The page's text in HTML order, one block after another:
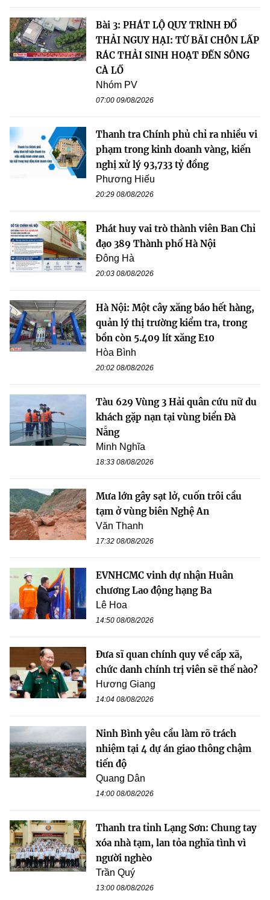
Bài 3: PHÁT LỘ QUY TRÌNH ĐỔ
THẢI NGUY HẠI: TỪ BÃI CHÔN LẤP
RÁC THẢI SINH HOẠT ĐẾN SÔNG
CÀ LỒ
Nhóm PV
07:00 09/08/2026
Thanh tra Chính phủ chỉ ra nhiều vi
phạm trong kinh doanh vàng, kiến
nghị xử lý 93,733 tỷ đồng
Phương Hiếu
20:29 08/08/2026
Phát huy vai trò thành viên Ban Chỉ
đạo 389 Thành phố Hà Nội
Đông Hà
20:03 08/08/2026
Hà Nội: Một cây xăng báo hết hàng,
quản lý thị trường kiểm tra, trong
bồn còn 5.409 lít xăng E10
Hòa Bình
20:02 08/08/2026
Tàu 629 Vùng 3 Hải quân cứu nữ du
khách gặp nạn tại vùng biển Đà
Nẵng
Minh Nghĩa
18:33 08/08/2026
Mưa lớn gây sạt lở, cuốn trôi cầu
tạm ở vùng biên Nghệ An
Văn Thanh
17:32 08/08/2026
EVNHCMC vinh dự nhận Huân
chương Lao động hạng Ba
Lê Hoa
14:50 08/08/2026
Đưa sĩ quan chính quy về cấp xã,
chức danh chính trị viên sẽ thế nào?
Hương Giang
14:04 08/08/2026
Ninh Bình yêu cầu làm rõ trách
nhiệm tại 4 dự án giao thông chậm
tiến độ
Quang Dân
14:00 08/08/2026
Thanh tra tỉnh Lạng Sơn: Chung tay
xóa nhà tạm, lan tỏa nghĩa tình vì
người nghèo
Trần Quý
13:00 08/08/2026